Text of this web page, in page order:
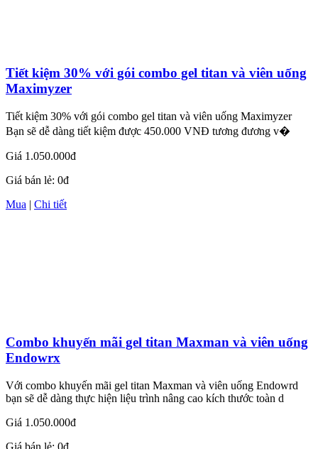
Tiết kiệm 30% với gói combo gel titan và viên uống
Maximyzer
Tiết kiệm 30% với gói combo gel titan và viên uống Maximyzer
Bạn sẽ dễ dàng tiết kiệm được 450.000 VNĐ tương đương v�
Giá 1.050.000đ
Giá bán lẻ: 0đ
Mua | Chi tiết
Combo khuyến mãi gel titan Maxman và viên uống
Endowrx
Với combo khuyến mãi gel titan Maxman và viên uống Endowrd
bạn sẽ dễ dàng thực hiện liệu trình nâng cao kích thước toàn d
Giá 1.050.000đ